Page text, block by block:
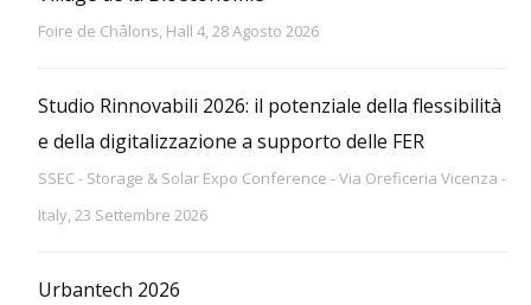
Foire de Châlons, Hall 4, 28 Agosto 2026
Studio Rinnovabili 2026: il potenziale della flessibilità
e della digitalizzazione a supporto delle FER
SSEC - Storage & Solar Expo Conference - Via Oreficeria Vicenza -
Italy, 23 Settembre 2026
Urbantech 2026